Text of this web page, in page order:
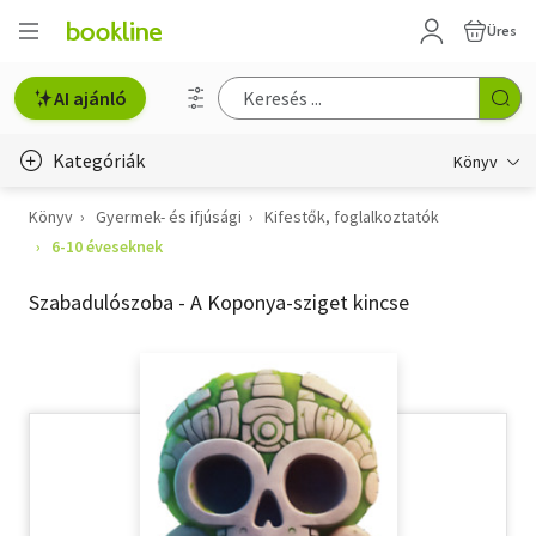
Üres
AI ajánló
Kategóriák Könyv
Életmód, egészség
Könyv Gyermek- és ifjúsági
Kifestők, foglalkoztatók
6-10 éveseknek
Szabadulószoba - A Koponya-sziget kincse